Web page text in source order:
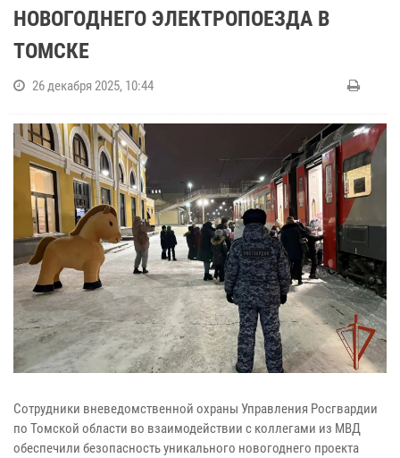
НОВОГОДНЕГО ЭЛЕКТРОПОЕЗДА В
ТОМСКЕ
26 декабря 2025, 10:44
Сотрудники вневедомственной охраны Управления Росгвардии
по Томской области во взаимодействии с коллегами из МВД
обеспечили безопасность уникального новогоднего проекта